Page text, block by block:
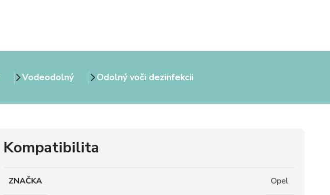
Vodeodolný Odolný voči dezinfekcii
Kompatibilita
ZNAČKA Opel